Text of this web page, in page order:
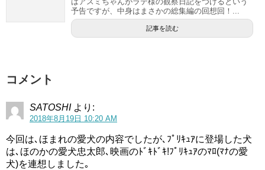
予告ですが、中身はまさかの総集編の回想回！...
記事を読む
コメント
SATOSHI より:
2018年8月19日 10:20 AM
今回は､ほまれの愛犬の内容でしたが､ﾌﾟﾘｷｭｱに登場した犬
は､ほのかの愛犬忠太郎､映画のﾄﾞｷﾄﾞｷ!ﾌﾟﾘｷｭｱのﾏﾛ(ﾏﾅの愛
犬)を連想しました｡